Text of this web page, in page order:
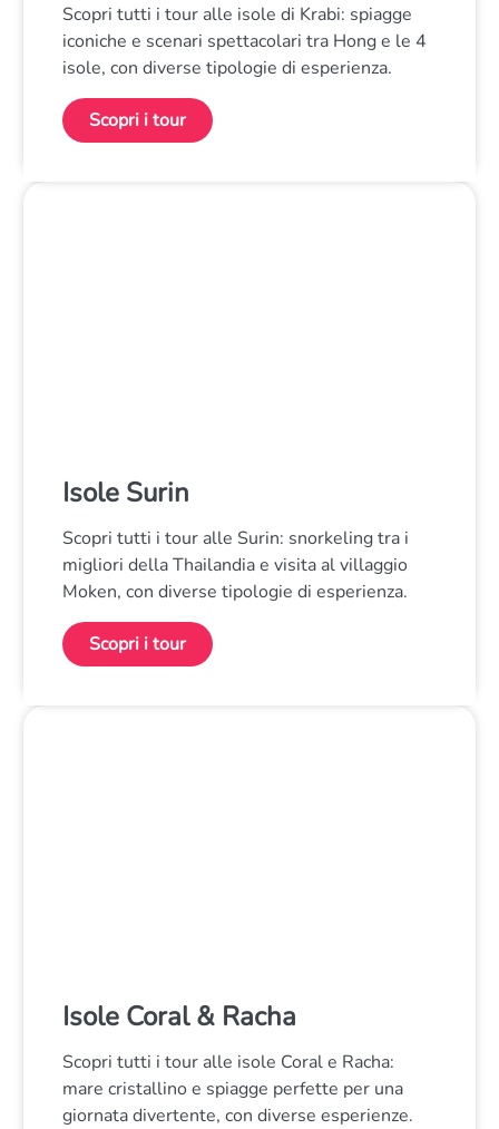
Scopri tutti i tour alle isole di Krabi: spiagge
iconiche e scenari spettacolari tra Hong e le 4
isole, con diverse tipologie di esperienza.
Scopri i tour
Isole Surin
Scopri tutti i tour alle Surin: snorkeling tra i
migliori della Thailandia e visita al villaggio
Moken, con diverse tipologie di esperienza.
Scopri i tour
Isole Coral & Racha
Scopri tutti i tour alle isole Coral e Racha:
mare cristallino e spiagge perfette per una
giornata divertente, con diverse esperienze.